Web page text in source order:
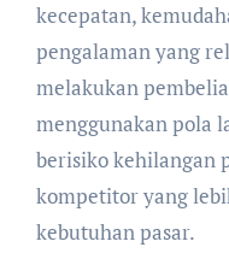
kecepatan,
pengalaman yang
melakukan
menggunakan pola
berisiko kehilangan
kompetitor yang
kebutuhan pasar.